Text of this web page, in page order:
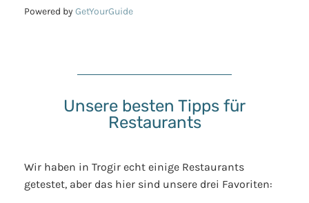
Powered by GetYourGuide
Unsere besten Tipps für
Restaurants
Wir haben in Trogir echt einige Restaurants
getestet, aber das hier sind unsere drei Favoriten: